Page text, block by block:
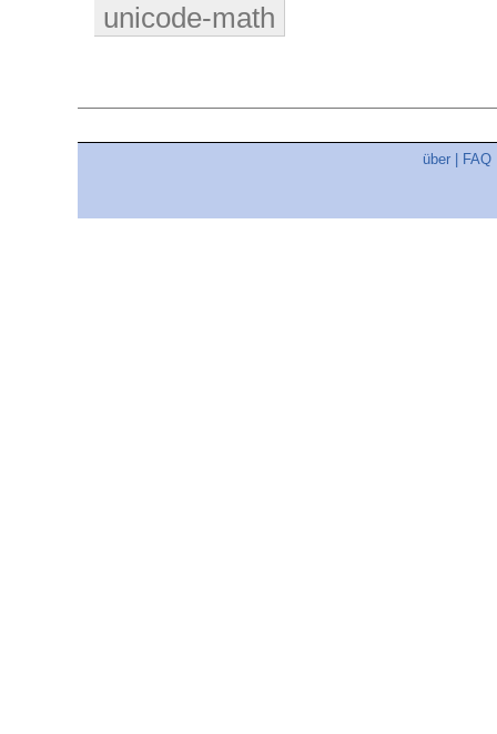
unicode-math
über FAQ